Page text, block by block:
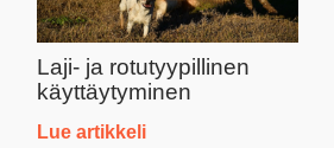
Laji- ja rotutyypillinen
käyttäytyminen
Lue artikkeli